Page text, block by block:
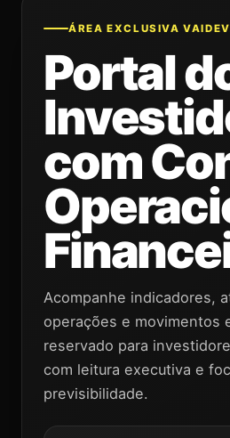
ÁREA EXCLUSIVA
Portal
com
Acompanhe indicadores,
operações e movimentos
reservado para
com leitura executiva e
previsibilidade.